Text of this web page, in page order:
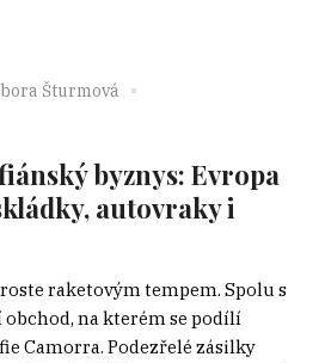
Šturmová
byznys: Evropa
autovraky i
raketovým tempem. Spolu s
na kterém se podílí
Camorra. Podezřelé zásilky